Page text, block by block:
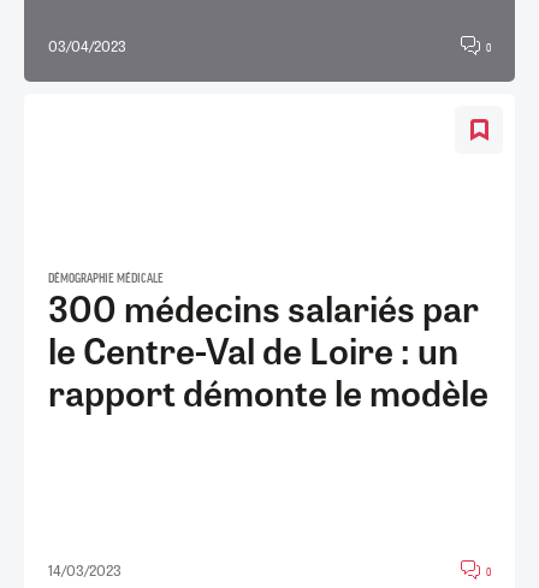
03/04/2023 0
DÉMOGRAPHIE MÉDICALE
300 médecins salariés par
le Centre-Val de Loire : un
rapport démonte le modèle
14/03/2023 0